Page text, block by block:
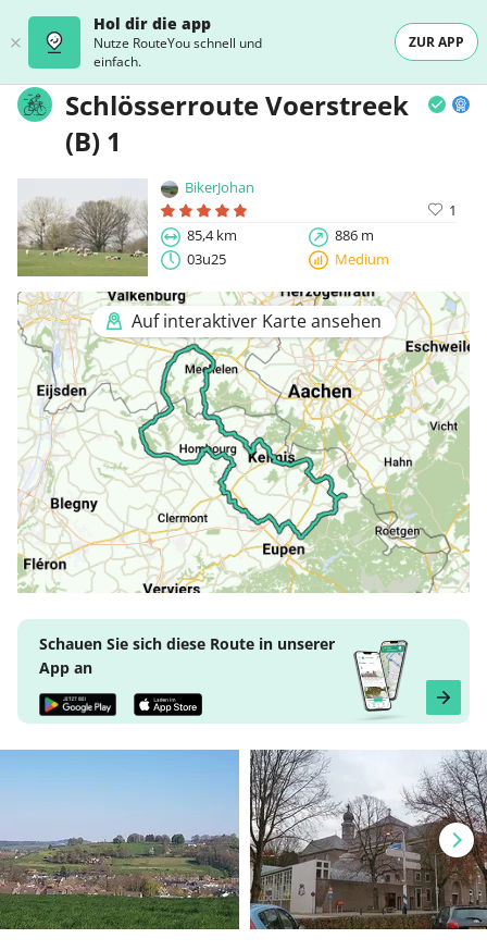
Hol dir die app
Nutze RouteYou schnell und
einfach.
ZUR APP
Schlösserroute Voerstreek
(B) 1
BikerJohan
1
85,4 km
886 m
03u25
Medium
Auf interaktiver Karte ansehen
Schauen Sie sich diese Route in unserer
App an